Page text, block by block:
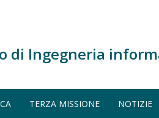
di Ingegneria
TERZA MISSIONE NOTIZIE